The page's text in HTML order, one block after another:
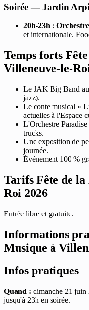
Soirée — Jardin
20h-23h :
et internationale.
Temps forts
Villeneuve-le-
Le JAK Big Band
jazz).
Le conte musical «
actuelles à l'Espace
L'Orchestre
trucks.
Une exposition de
journée.
Événement 100 %
Tarifs Fête de
Roi 2026
Entrée libre et gratuite.
Informations
Musique à
Infos pratiques
Quand : dimanche 21 juin
jusqu'à 23h en soirée.